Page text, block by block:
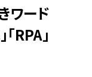
ワード
RPA」